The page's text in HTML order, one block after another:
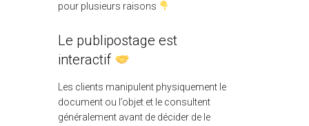
pour plusieurs raisons
Le publipostage est
interactif
Les clients manipulent physiquement le
document ou l’objet et le consultent
généralement avant de décider de le